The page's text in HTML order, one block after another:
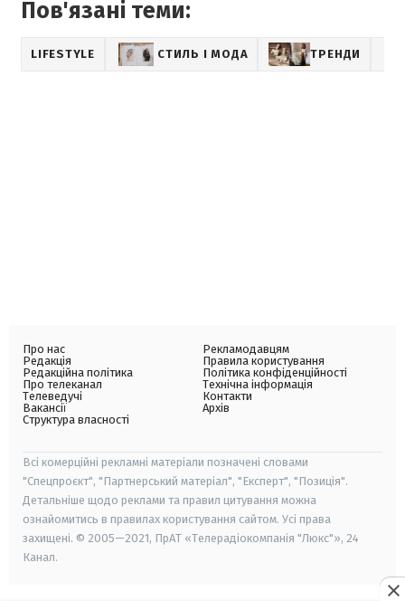
Пов'язані теми:
LIFESTYLE СТИЛЬ І МОДА ТРЕНДИ
Про нас
Редакція
Редакційна політика
Про телеканал
Телеведучі
Вакансії
Структура власності
Рекламодавцям
Правила користування
Політика конфіденційності
Технічна інформація
Контакти
Архів
Всі комерційні рекламні матеріали позначені словами
"Спецпроєкт", "Партнерський матеріал", "Експерт", "Позиція".
Детальніше щодо реклами та правил цитування можна
ознайомитись в правилах користування сайтом. Усі права
захищені. © 2005—2021, ПрАТ «Телерадіокомпанія "Люкс"», 24
Канал.